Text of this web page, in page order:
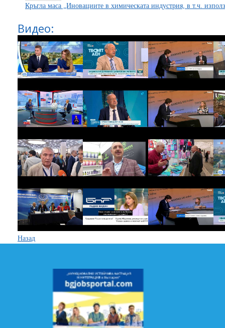
Кръгла маса „Иновациите в химическата индустрия, в т.ч.
Видео:
Назад